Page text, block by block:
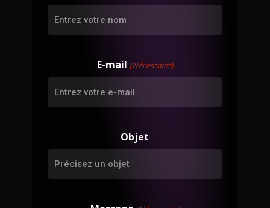
E-mail (Nécessaire)
Objet